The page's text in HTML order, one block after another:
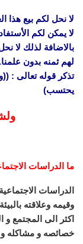
لا نحل لكم بيع هذا
لا يمكن لكم
بالاضافة لذلك لا
لهم ثمنه بدون علمنا.
تذكر قوله تعالى :
يحتسب)
ما الدراسات
الدراسات
وقيمه وعلاقته
اكثر الى المجتمع
خصائصه و مشاكله و